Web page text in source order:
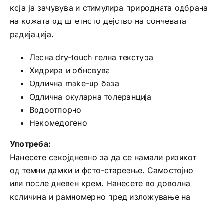
која jа зачувува и стимулира природната одбрана
на кожата од штетното дејство на сончевата
радијација.
Лесна dry-touch гелна текстура
Хидрира и обновува
Одлична make-up база
Одлична окуларна толеранција
Водоотпорно
Некомедогено
Употреба:
Нанесете секојдневно за да се намали ризикот
од темни дамки и фото-стареење. Самостојно
или после дневен крем. Нанесете во доволна
количина и рамномерно пред изложување на